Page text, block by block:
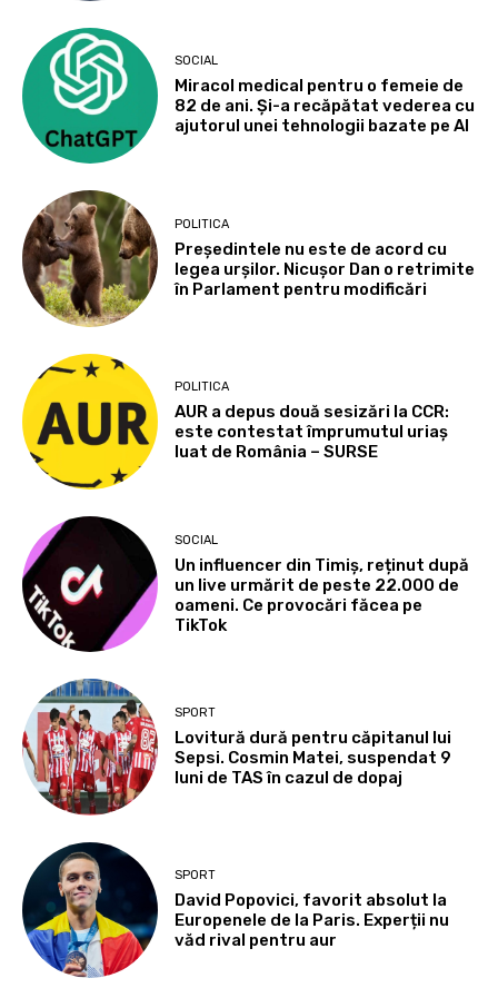
SOCIAL
Miracol medical pentru o femeie de
82 de ani. Și-a recăpătat vederea cu
ajutorul unei tehnologii bazate pe AI
POLITICA
Președintele nu este de acord cu
legea urșilor. Nicușor Dan o retrimite
în Parlament pentru modificări
POLITICA
AUR a depus două sesizări la CCR:
este contestat împrumutul uriaș
luat de România – SURSE
SOCIAL
Un influencer din Timiș, reținut după
un live urmărit de peste 22.000 de
oameni. Ce provocări făcea pe
TikTok
SPORT
Lovitură dură pentru căpitanul lui
Sepsi. Cosmin Matei, suspendat 9
luni de TAS în cazul de dopaj
SPORT
David Popovici, favorit absolut la
Europenele de la Paris. Experții nu
văd rival pentru aur